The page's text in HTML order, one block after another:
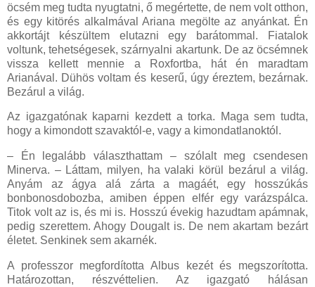
öcsém meg tudta nyugtatni, ő megértette, de nem volt otthon,
és egy kitörés alkalmával Ariana megölte az anyánkat. Én
akkortájt készültem elutazni egy barátommal. Fiatalok
voltunk, tehetségesek, szárnyalni akartunk. De az öcsémnek
vissza kellett mennie a Roxfortba, hát én maradtam
Arianával. Dühös voltam és keserű, úgy éreztem, bezárnak.
Bezárul a világ.
Az igazgatónak kaparni kezdett a torka. Maga sem tudta,
hogy a kimondott szavaktól-e, vagy a kimondatlanoktól.
– Én legalább választhattam – szólalt meg csendesen
Minerva. – Láttam, milyen, ha valaki körül bezárul a világ.
Anyám az ágya alá zárta a magáét, egy hosszúkás
bonbonosdobozba, amiben éppen elfér egy varázspálca.
Titok volt az is, és mi is. Hosszú évekig hazudtam apámnak,
pedig szerettem. Ahogy Dougalt is. De nem akartam bezárt
életet. Senkinek sem akarnék.
A professzor megfordította Albus kezét és megszorította.
Határozottan, részvéttelien. Az igazgató hálásan